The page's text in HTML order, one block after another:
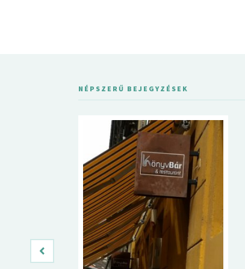
NÉPSZERŰ BEJEGYZÉSEK